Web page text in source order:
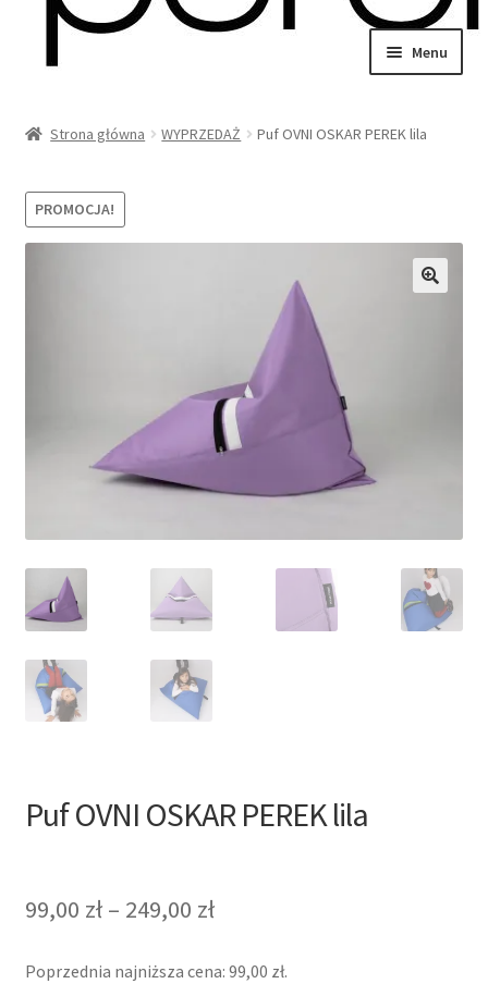
Menu
Strona główna WYPRZEDAŻ Puf OVNI OSKAR PEREK lila
PROMOCJA!
Puf OVNI OSKAR PEREK lila
99,00 zł– 249,00 zł
Poprzednia najniższa cena: 99,00 zł.